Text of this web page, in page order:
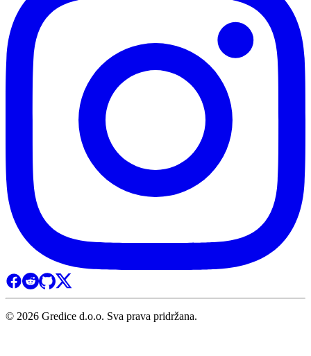
© 2026 Gredice d.o.o. Sva prava pridržana.